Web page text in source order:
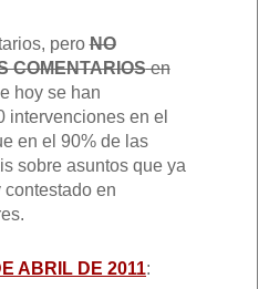
peroNO
COMENTARIOSen
hoy se han
intervenciones en el
en el 90% de las
sobre asuntos que ya
en
ABRIL DE 2011: